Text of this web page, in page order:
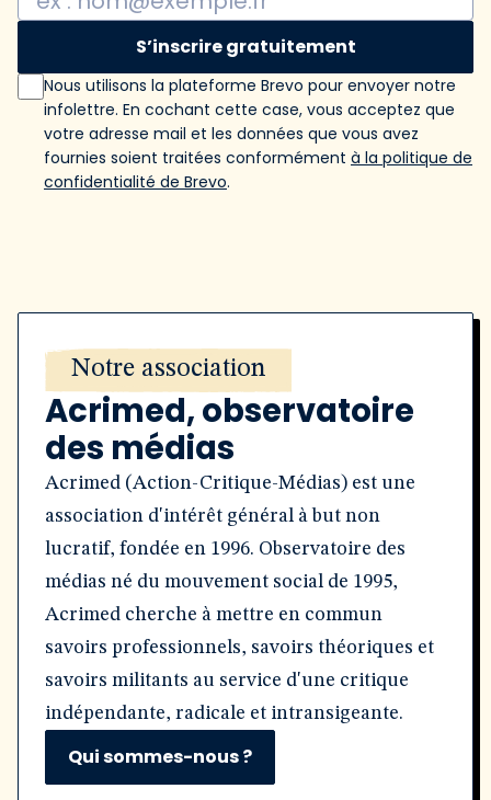
S’inscrire gratuitement
Nous utilisons la plateforme Brevo pour envoyer notre
infolettre. En cochant cette case, vous acceptez que
votre adresse mail et les données que vous avez
fournies soient traitées conformément à la politique de
confidentialité de Brevo.
Notre association
Acrimed, observatoire
des médias
Acrimed (Action-Critique-Médias) est une
association d'intérêt général à but non
lucratif, fondée en 1996. Observatoire des
médias né du mouvement social de 1995,
Acrimed cherche à mettre en commun
savoirs professionnels, savoirs théoriques et
savoirs militants au service d'une critique
indépendante, radicale et intransigeante.
Qui sommes-nous ?